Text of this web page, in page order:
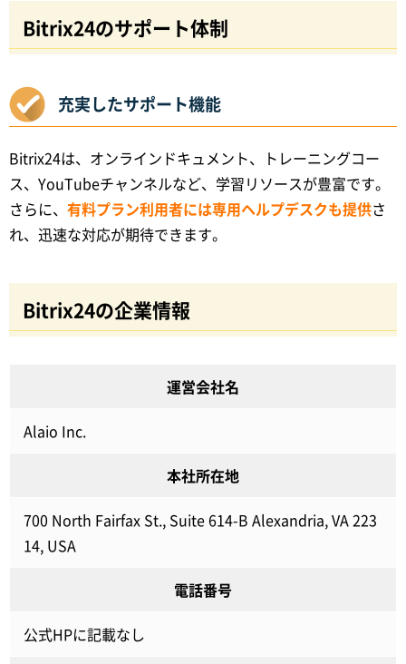
Bitrix24のサポート体制
充実したサポート機能
Bitrix24は、オンラインドキュメント、トレーニングコー
ス、YouTubeチャンネルなど、学習リソースが豊富です。
さらに、 有料プラン利用者には専用ヘルプデスクも提供さ
れ、迅速な対応が期待できます。
Bitrix24の企業情報
運営会社名
Alaio Inc.
本社所在地
700 North Fairfax St., Suite 614-B Alexandria, VA 223
14, USA
電話番号
公式HPに記載なし